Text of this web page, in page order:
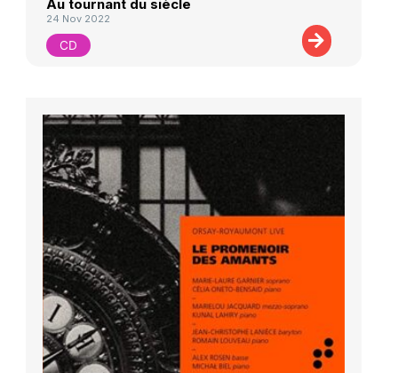
Au tournant du siècle
24 Nov 2022
CD